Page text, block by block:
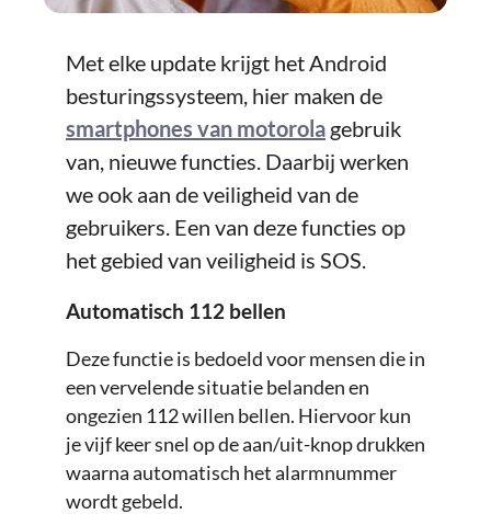
Met elke update krijgt het Android
besturingssysteem, hier maken de
smartphones van motorola gebruik
van, nieuwe functies. Daarbij werken
we ook aan de veiligheid van de
gebruikers. Een van deze functies op
het gebied van veiligheid is SOS.
Automatisch 112 bellen
Deze functie is bedoeld voor mensen die in
een vervelende situatie belanden en
ongezien 112 willen bellen. Hiervoor kun
je vijf keer snel op de aan/uit-knop drukken
waarna automatisch het alarmnummer
wordt gebeld.